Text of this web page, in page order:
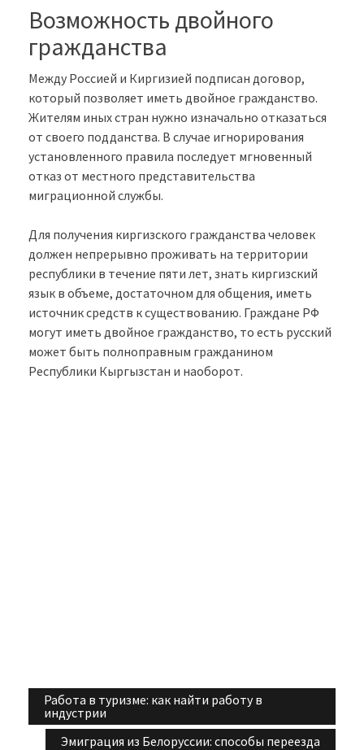
Возможность двойного
гражданства
Между Россией и Киргизией подписан договор,
который позволяет иметь двойное гражданство.
Жителям иных стран нужно изначально отказаться
от своего подданства. В случае игнорирования
установленного правила последует мгновенный
отказ от местного представительства
миграционной службы.
Для получения киргизского гражданства человек
должен непрерывно проживать на территории
республики в течение пяти лет, знать киргизский
язык в объеме, достаточном для общения, иметь
источник средств к существованию. Граждане РФ
могут иметь двойное гражданство, то есть русский
может быть полноправным гражданином
Республики Кыргызстан и наоборот.
Навигация
Работа в туризме: как найти работу в
индустрии
Эмиграция из Белоруссии: способы переезда